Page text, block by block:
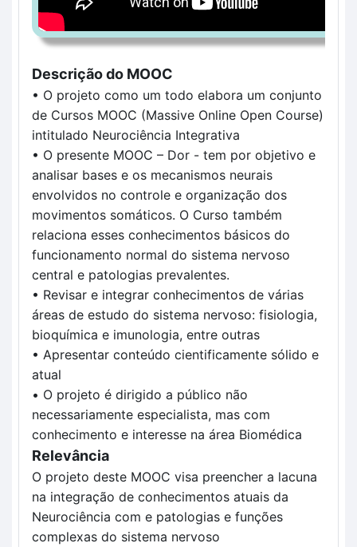
Descrição do MOOC
• O projeto como um todo elabora um conjunto
de Cursos MOOC (Massive Online Open Course)
intitulado Neurociência Integrativa
• O presente MOOC – Dor - tem por objetivo e
analisar bases e os mecanismos neurais
envolvidos no controle e organização dos
movimentos somáticos. O Curso também
relaciona esses conhecimentos básicos do
funcionamento normal do sistema nervoso
central e patologias prevalentes.
• Revisar e integrar conhecimentos de várias
áreas de estudo do sistema nervoso: fisiologia,
bioquímica e imunologia, entre outras
• Apresentar conteúdo cientificamente sólido e
atual
• O projeto é dirigido a público não
necessariamente especialista, mas com
conhecimento e interesse na área Biomédica
Relevância
O projeto deste MOOC visa preencher a lacuna
na integração de conhecimentos atuais da
Neurociência com e patologias e funções
complexas do sistema nervoso